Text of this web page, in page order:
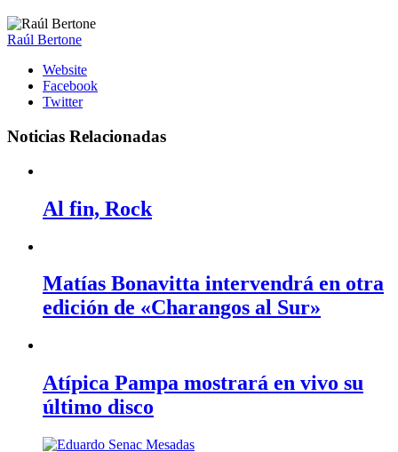
Raúl Bertone
Website
Facebook
Twitter
Noticias Relacionadas
Al fin, Rock
Matías Bonavitta intervendrá en otra
edición de «Charangos al Sur»
Atípica Pampa mostrará en vivo su
último disco